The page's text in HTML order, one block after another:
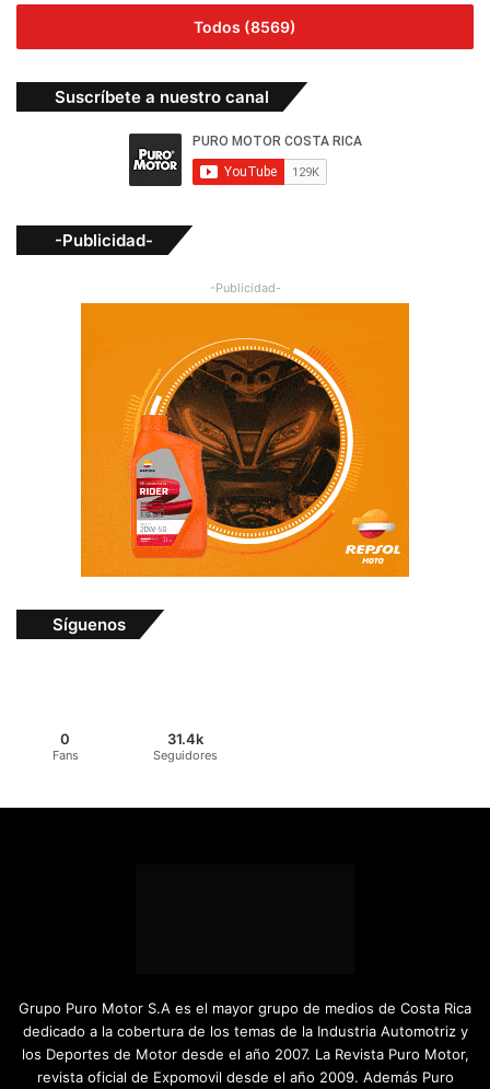
Todos (8569)
Suscríbete a nuestro canal
-Publicidad-
-Publicidad-
Síguenos
0
Fans
31.4k
Seguidores
Grupo Puro Motor S.A es el mayor grupo de medios de Costa Rica
dedicado a la cobertura de los temas de la Industria Automotriz y
los Deportes de Motor desde el año 2007. La Revista Puro Motor,
revista oficial de Expomovil desde el año 2009. Además Puro